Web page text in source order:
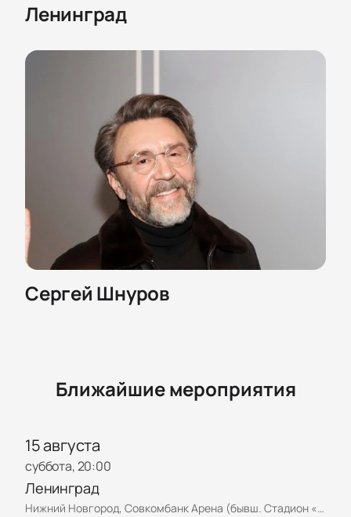
Ленинград
Сергей Шнуров
Ближайшие мероприятия
15 августа
суббота, 20:00
Ленинград
Нижний Новгород, Совкомбанк Арена (бывш. Стадион «Нижний Новгород»)